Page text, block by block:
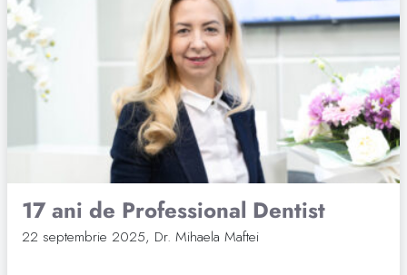
17 ani de Professional Dentist
22 septembrie 2025, Dr. Mihaela Maftei